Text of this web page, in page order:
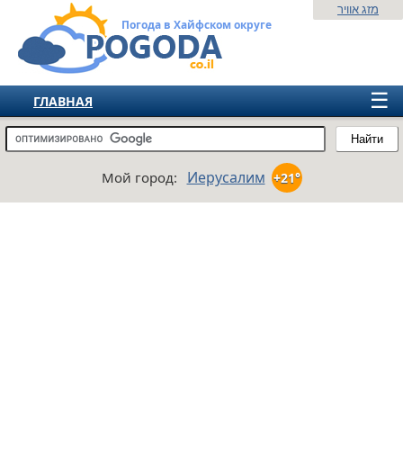
Погода в Хайфском округе
Найти
מזג אוויר
☰
ГЛАВНАЯ
ИЗРАИЛЬ
ЕВРОПА
Мой город: Иерусалим +21°